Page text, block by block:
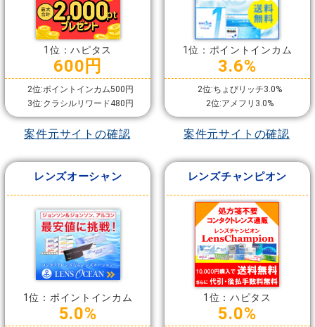
1位：ハピタス
600円
2位:ポイントインカム500円
3位:クラシルリワード480円
案件元サイトの確認
1位：ポイントインカム
3.6%
2位:ちょびリッチ3.0%
2位:アメフリ3.0%
案件元サイトの確認
レンズオーシャン
1位：ポイントインカム
5.0%
レンズチャンピオン
1位：ハピタス
5.0%